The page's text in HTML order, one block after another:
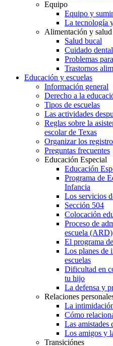
Equipo
Equipo y
La tecnología
Alimentación y
Salud bucal
Cuidado dental
Problemas
Trastornos
Educación y escuelas
Información general
Derecho a la
Tipos de escuelas
Las actividades
Reglas sobre la
escolar de Texas
Organizar los
Preguntas frecuentes
Educación Especial
Educación
Programa de
Infancia
Los servicios
Sección 504
Colocación
Proceso de
escuela (ARD)
El programa
Los planes de
escuelas
Dificultad en
tu hijo
La defensa y
Relaciones
La
Cómo
Las amistades
Los amigos y
Transiciónes